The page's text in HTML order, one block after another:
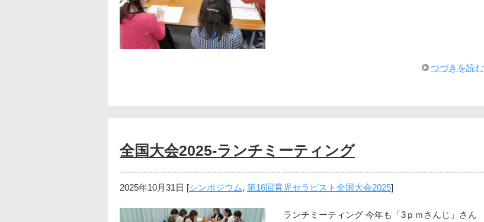
つづきを読む
全国大会2025-ランチミーティング
2025年10月31日 [シンポジウム, 第16回育児セラピスト全国大会2025]
ランチミーティング 今年も「3ｐｍさんじ」さん